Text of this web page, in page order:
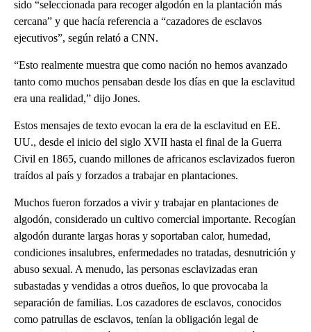
sido “seleccionada para recoger algodón en la plantación más
cercana” y que hacía referencia a “cazadores de esclavos
ejecutivos”, según relató a CNN.
“Esto realmente muestra que como nación no hemos avanzado
tanto como muchos pensaban desde los días en que la esclavitud
era una realidad,” dijo Jones.
Estos mensajes de texto evocan la era de la esclavitud en EE.
UU., desde el inicio del siglo XVII hasta el final de la Guerra
Civil en 1865, cuando millones de africanos esclavizados fueron
traídos al país y forzados a trabajar en plantaciones.
Muchos fueron forzados a vivir y trabajar en plantaciones de
algodón, considerado un cultivo comercial importante. Recogían
algodón durante largas horas y soportaban calor, humedad,
condiciones insalubres, enfermedades no tratadas, desnutrición y
abuso sexual. A menudo, las personas esclavizadas eran
subastadas y vendidas a otros dueños, lo que provocaba la
separación de familias. Los cazadores de esclavos, conocidos
como patrullas de esclavos, tenían la obligación legal de